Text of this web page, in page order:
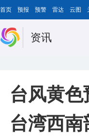
首页 预报 预警 雷达 云图
资讯
台风黄色
台湾西南